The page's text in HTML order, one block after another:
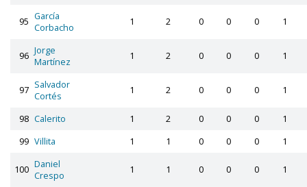
95 García
Corbacho
1 2 0 0 0 1
96 Jorge
Martínez
1 2 0 0 0 1
97 Salvador
Cortés
1 2 0 0 0 1
98 Calerito 1 2 0 0 0
1
99 Villita 1 1 0 0 0 1
100 Daniel
Crespo
1 1 0 0 0 1